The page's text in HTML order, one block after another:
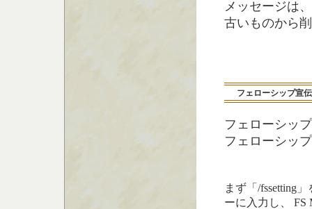
メッセージは
古いものから
フェローシップ宣
フェローシッ
フェローシッ
まず「/fssetting
ーに入力し、 FS